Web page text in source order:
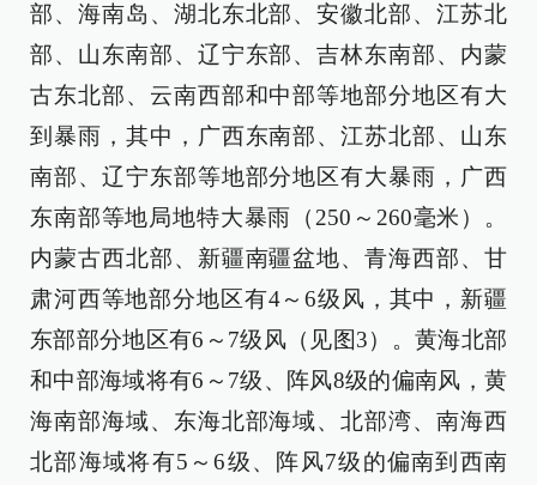
部、海南岛、湖北东北部、安徽北部、江苏北
部、山东南部、辽宁东部、吉林东南部、内蒙
古东北部、云南西部和中部等地部分地区有大
到暴雨，其中，广西东南部、江苏北部、山东
南部、辽宁东部等地部分地区有大暴雨，广西
东南部等地局地特大暴雨（250～260毫米）。
内蒙古西北部、新疆南疆盆地、青海西部、甘
肃河西等地部分地区有4～6级风，其中，新疆
东部部分地区有6～7级风（见图3）。黄海北部
和中部海域将有6～7级、阵风8级的偏南风，黄
海南部海域、东海北部海域、北部湾、南海西
北部海域将有5～6级、阵风7级的偏南到西南